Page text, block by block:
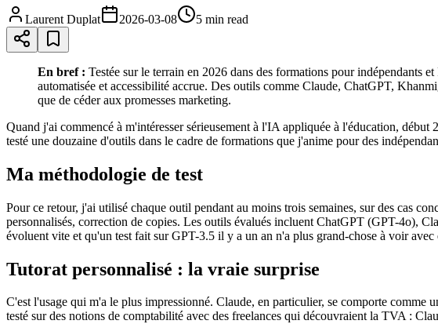
Laurent Duplat 2026-03-08 5 min read
En bref : Testée sur le terrain en 2026 dans des formations pour indépendants
automatisée et accessibilité accrue. Des outils comme Claude, ChatGPT,
que de céder aux promesses marketing.
Quand j'ai commencé à m'intéresser sérieusement à l'IA appliquée à l'éducation,
testé une douzaine d'outils dans le cadre de formations que j'anime pour des
Ma méthodologie de test
Pour ce retour, j'ai utilisé chaque outil pendant au moins trois semaines, sur des cas
personnalisés, correction de copies. Les outils évalués incluent ChatGPT (GPT-4o),
évoluent vite et qu'un test fait sur GPT-3.5 il y a un an n'a plus grand-chose à voir
Tutorat personnalisé : la vraie surprise
C'est l'usage qui m'a le plus impressionné. Claude, en particulier, se comporte
testé sur des notions de comptabilité avec des freelances qui découvraient la TVA :